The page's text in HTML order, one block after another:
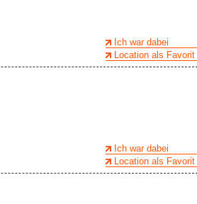
Ich war dabei
Location als Favorit
Ich war dabei
Location als Favorit